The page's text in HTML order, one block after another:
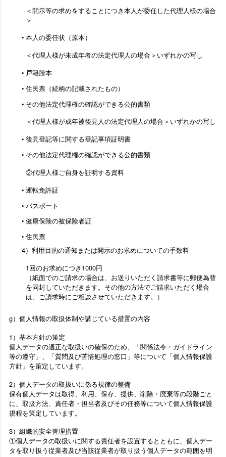
＜開示等の求めをすることにつき本人が委任した代理人様の場合
＞
本人の委任状（原本）
＜代理人様が未成年者の法定代理人の場合＞いずれかの写し
戸籍謄本
住民票（続柄の記載されたもの）
その他法定代理権の確認ができる公的書類
＜代理人様が成年被後見人の法定代理人の場合＞いずれかの写し
後見登記等に関する登記事項証明書
その他法定代理権の確認ができる公的書類
②代理人様ご自身を証明する資料
運転免許証
パスポート
健康保険の被保険者証
住民票
4）利用目的の通知または開示のお求めについての手数料
1回のお求めにつき1000円
（紙面でのご請求の場合は、お送りいただく請求書等に郵便為替
を同封していただきます。その他の方法でご請求いただく場合
は、ご請求時にご相談させていただきます。）
g）個人情報の取扱体制や講じている措置の内容
1）基本方針の策定
個人データの適正な取扱いの確保のため、「関係法令・ガイドライン
等の遵守」、「質問及び苦情処理の窓口」等について「個人情報保護
方針」を策定しています。
2）個人データの取扱いに係る規律の整備
保有個人データは取得、利用、保存、提供、削除・廃棄等の段階ごと
に、取扱方法、責任者・担当者及びその任務等について個人情報保護
規程を策定しています。
3）組織的安全管理措置
①個人データの取扱いに関する責任者を設置するとともに、個人デー
タを取り扱う従業者及び当該従業者が取り扱う個人データの範囲を明